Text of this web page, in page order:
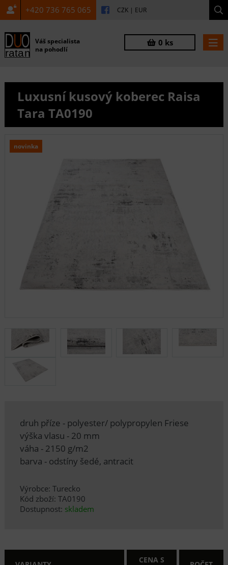
+420 736 765 065 CZK | EUR
Váš specialista
na pohodlí
0 ks
Luxusní kusový koberec Raisa
Tara TA0190
novinka
druh příze - polyester/ polypropylen Friese
výška vlasu - 20 mm
váha - 2150 g/m2
barva - odstíny šedé, antracit
Výrobce: Turecko
Kód zboží: TA0190
Dostupnost: skladem
CENA S